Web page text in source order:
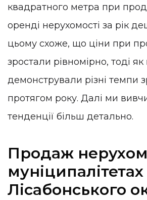
квадратного метра при
оренді нерухомості за рік
цьому схоже, що ціни при
зростали рівномірно, тоді
демонстрували різні темпи
протягом року. Далі ми
тенденції більш детально.
Продаж
муніципалітетах
Лісабонського